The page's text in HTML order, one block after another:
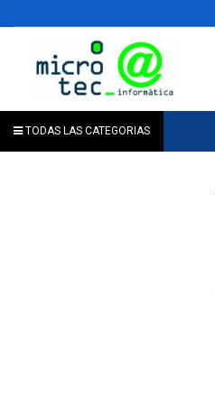
TODAS LAS CATEGORIAS